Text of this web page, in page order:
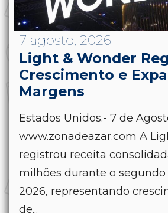
7 agosto, 2026
Light & Wonder
Crescimento e
Margens
Estados Unidos.- 7 de
www.zonadeazar.com A
registrou receita
milhões durante o
2026, representando
de...